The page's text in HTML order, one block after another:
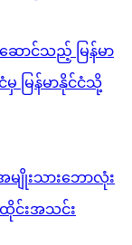
ောင်သည့် မြန်မာ
မြန်မာနိုင်ငံသို့
အမျိုးသားဘောလုံး
ထိုင်းအသင်း